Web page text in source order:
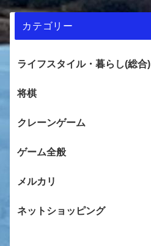
カテゴリー
ライフスタイル・暮らし(総合)
将棋
クレーンゲーム
ゲーム全般
メルカリ
ネットショッピング